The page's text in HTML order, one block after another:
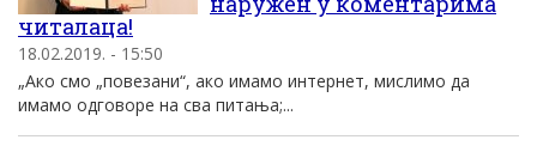
читалаца!
18.02.2019. - 15:50
„Ако смо „повезани“, ако имамо интернет, мислимо да
имамо одговоре на сва питања;...